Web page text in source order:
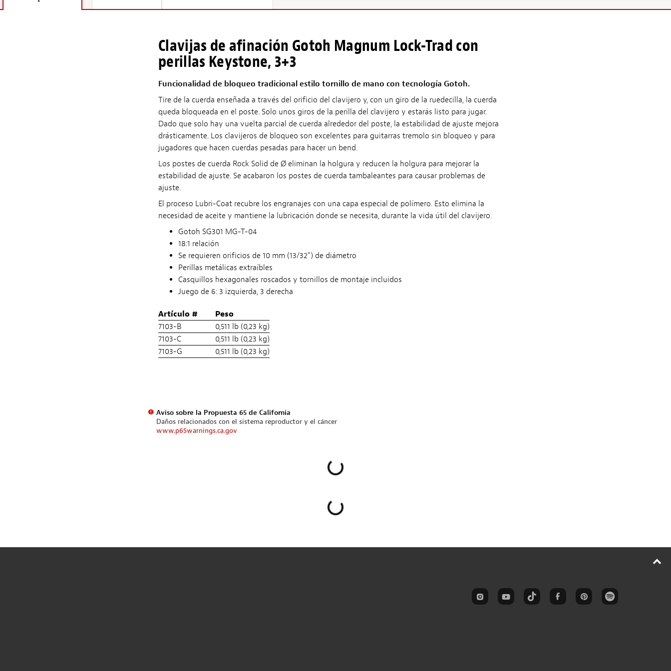
Clavijas de afinación Gotoh Magnum Lock-Trad con
perillas Keystone, 3+3
Funcionalidad de bloqueo tradicional estilo tornillo de mano con tecnología Gotoh.
Tire de la cuerda enseñada a través del orificio del clavijero y, con un giro de la ruedecilla, la cuerda
queda bloqueada en el poste. Solo unos giros de la perilla del clavijero y estarás listo para jugar.
Dado que solo hay una vuelta parcial de cuerda alrededor del poste, la estabilidad de ajuste mejora
drásticamente. Los clavijeros de bloqueo son excelentes para guitarras tremolo sin bloqueo y para
jugadores que hacen cuerdas pesadas para hacer un bend.
Los postes de cuerda Rock Solid de Ø eliminan la holgura y reducen la holgura para mejorar la
estabilidad de ajuste. Se acabaron los postes de cuerda tambaleantes para causar problemas de
ajuste.
El proceso Lubri-Coat recubre los engranajes con una capa especial de polímero. Esto elimina la
necesidad de aceite y mantiene la lubricación donde se necesita, durante la vida útil del clavijero.
Gotoh SG301 MG-T-04
18:1 relación
Se requieren orificios de 10 mm (13/32”) de diámetro
Perillas metálicas extraíbles
Casquillos hexagonales roscados y tornillos de montaje incluidos
Juego de 6: 3 izquierda, 3 derecha
Artículo #
Peso
7103-B
0,511 lb (0,23 kg)
7103-C
0,511 lb (0,23 kg)
7103-G
0,511 lb (0,23 kg)
Aviso sobre la Propuesta 65 de California
Daños relacionados con el sistema reproductor y el cáncer
www.p65warnings.ca.gov